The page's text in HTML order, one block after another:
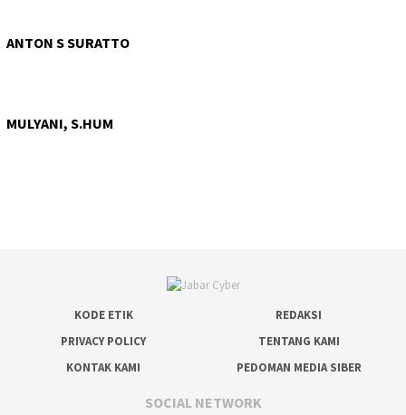
ANTON S SURATTO
MULYANI, S.HUM
KODE ETIK
REDAKSI
PRIVACY POLICY
TENTANG KAMI
KONTAK KAMI
PEDOMAN MEDIA SIBER
SOCIAL NETWORK